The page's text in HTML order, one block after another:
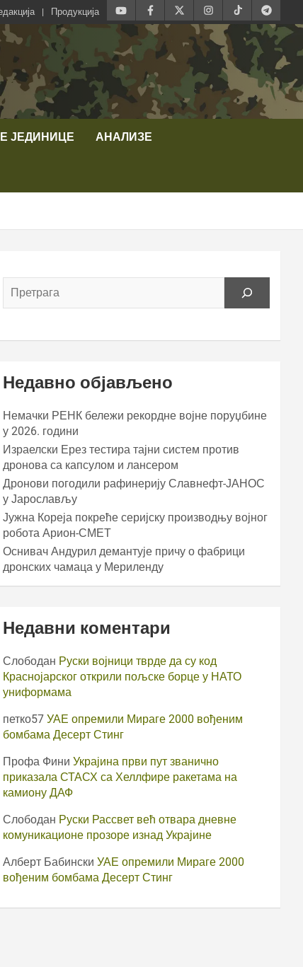
Продукција
ЈЕДИНИЦЕ АНАЛИЗЕ
Недавно објављено
Немачки РЕНК бележи рекордне војне поруџбине
у 2026. години
Израелски Ерез тестира тајни систем против
дронова са капсулом и лансером
Дронови погодили рафинерију Славнефт-ЈАНОС
у Јарослављу
Јужна Кореја покреће серијску производњу војног
робота Арион-СМЕТ
Оснивач Андурил демантује причу о фабрици
дронских чамаца у Мериленду
Недавни коментари
Слободан Руски војници тврде да су код
Краснојарског открили пољске борце у НАТО
униформама
петко57 УАЕ опремили Мираге 2000 вођеним
бомбама Десерт Стинг
Профа Фини Украјина први пут званично
приказала СТАСХ са Хеллфире ракетама на
камиону ДАФ
Слободан Руски Рассвет већ отвара дневне
комуникационе прозоре изнад Украјине
Алберт Бабински УАЕ опремили Мираге 2000
вођеним бомбама Десерт Стинг